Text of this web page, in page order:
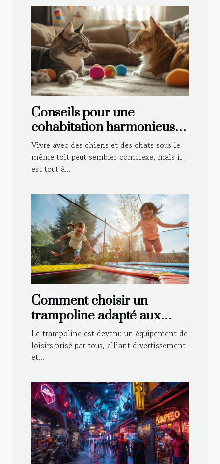
Conseils pour une
cohabitation harmonieuse
entre chiens et chats
Vivre avec des chiens et des chats sous le
même toit peut sembler complexe, mais il
est tout à...
Comment choisir un
trampoline adapté aux
enfants et aux adultes
Le trampoline est devenu un équipement de
loisirs prisé par tous, alliant divertissement
et...